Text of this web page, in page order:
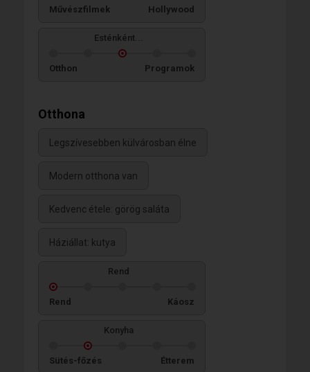
Művészfilmek Hollywood
Esténként...
Otthon Programok
Otthona
Legszívesebben külvárosban élne
Modern otthona van
Kedvenc étele: görög saláta
Háziállat: kutya
Rend
Rend Káosz
Konyha
Sütés-főzés Étterem